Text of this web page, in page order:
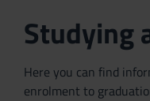
Studying
Here you can find
enrolment to